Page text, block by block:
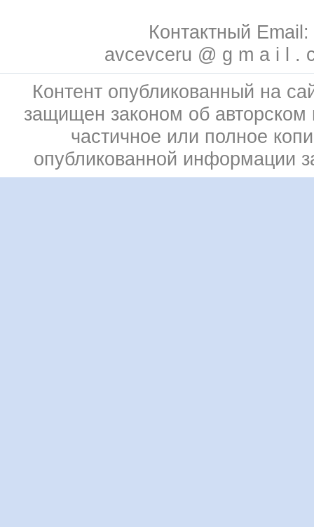
Контактный Email:
avcevceru @ g m a i l .
Контент опубликованный на
защищен законом об
частичное или полное
опубликованной информации